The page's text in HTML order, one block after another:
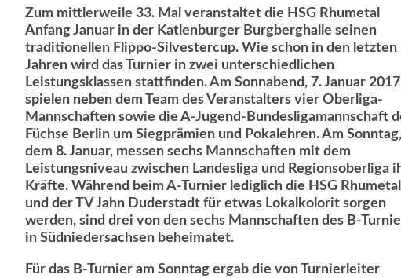
Zum mittlerweile 33. Mal veranstaltet die HSG Rhumetal
Anfang Januar in der Katlenburger Burgberghalle seinen
traditionellen Flippo-Silvestercup. Wie schon in den letzten
Jahren wird das Turnier in zwei unterschiedlichen
Leistungsklassen stattfinden. Am Sonnabend, 7. Januar
spielen neben dem Team des Veranstalters vier Oberliga-
Mannschaften sowie die A-Jugend-Bundesligamannschaft
Füchse Berlin um Siegprämien und Pokalehren. Am Sonntag,
dem 8. Januar, messen sechs Mannschaften mit dem
Leistungsniveau zwischen Landesliga und Regionsoberliga
Kräfte. Während beim A-Turnier lediglich die HSG Rhumetal
und der TV Jahn Duderstadt für etwas Lokalkolorit sorgen
werden, sind drei von den sechs Mannschaften des B-
in Südniedersachsen beheimatet.
Für das B-Turnier am Sonntag ergab die von Turnierleiter